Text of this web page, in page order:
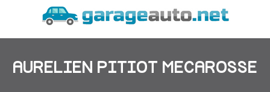
AURELIEN PITIOT MECAROSSE